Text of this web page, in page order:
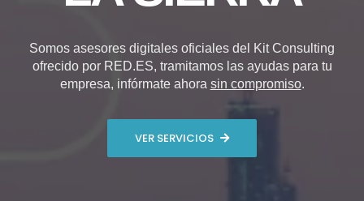
Somos asesores digitales oficiales del Kit Consulting
ofrecido por RED.ES, tramitamos las ayudas para tu
empresa, infórmate ahora sin compromiso.
VER SERVICIOS